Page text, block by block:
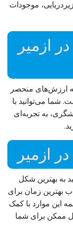
موجودات
ازمیر
به ارزش‌های منحصر
شما می‌توانید با
به تجربه‌ای
ازمیر
به بهترین شکل
بهترین زمان برای
این موارد با کمک
ممکن برای شما